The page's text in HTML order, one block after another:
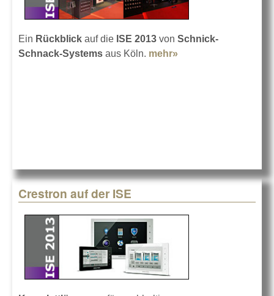
Ein Rückblick auf die ISE 2013 von Schnick-
Schnack-Systems aus Köln. mehr»
Crestron auf der ISE